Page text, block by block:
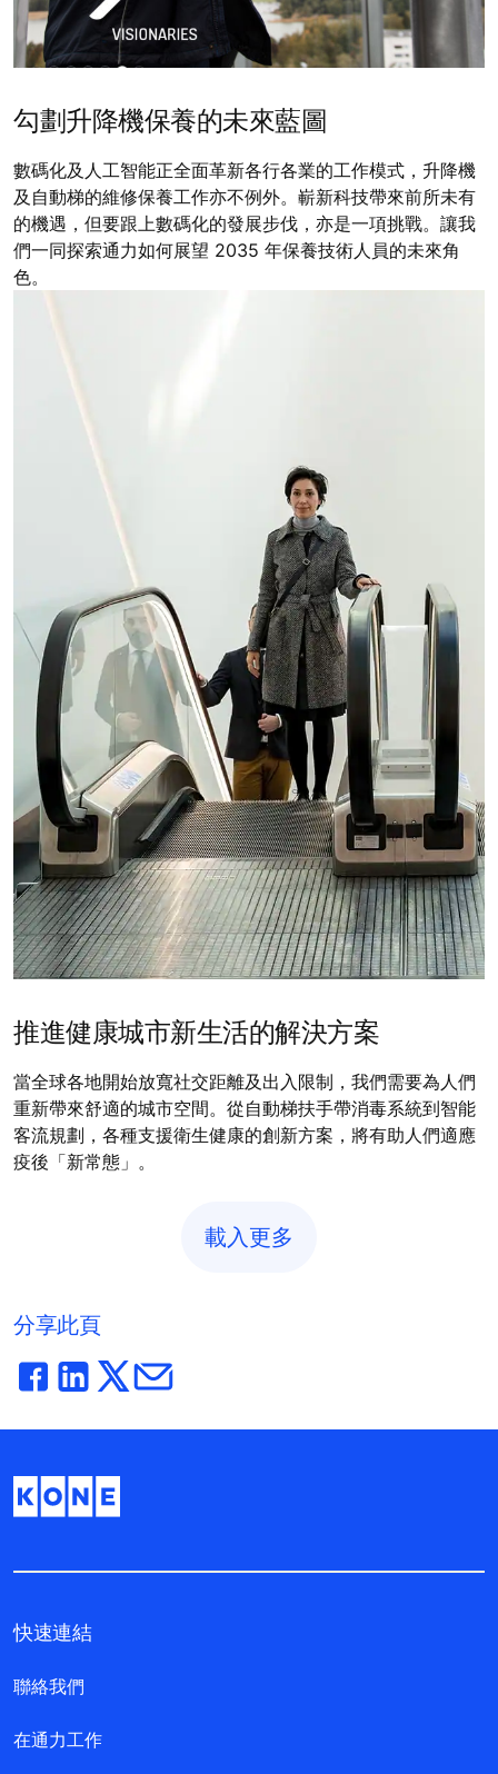
勾劃升降機保養的未來藍圖
數碼化及人工智能正全面革新各行各業的工作模式，升降機
及自動梯的維修保養工作亦不例外。嶄新科技帶來前所未有
的機遇，但要跟上數碼化的發展步伐，亦是一項挑戰。讓我
們一同探索通力如何展望 2035 年保養技術人員的未來角
色。
推進健康城市新生活的解決方案
當全球各地開始放寬社交距離及出入限制，我們需要為人們
重新帶來舒適的城市空間。從自動梯扶手帶消毒系統到智能
客流規劃，各種支援衛生健康的創新方案，將有助人們適應
疫後「新常態」。
載入更多
分享此頁
快速連結
聯絡我們
在通力工作